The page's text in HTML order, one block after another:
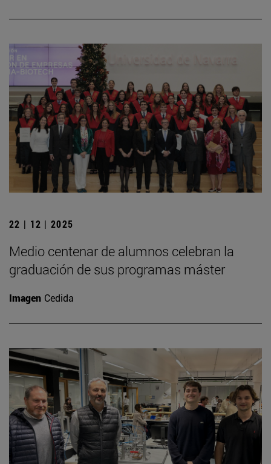
22 | 12 | 2025
Medio centenar de alumnos celebran la
graduación de sus programas máster
Imagen Cedida